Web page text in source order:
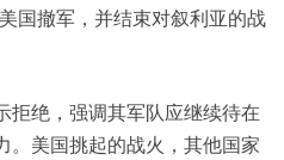
国撤军，并结束对叙利亚的战
拒绝，强调其军队应继续待在
。美国挑起的战火，其他国家